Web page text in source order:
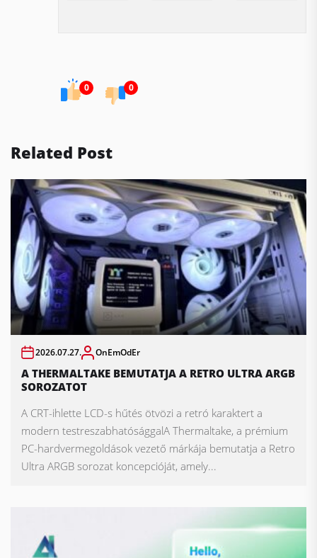
0 0
Related Post
2026.07.27. OnEmOdEr
A THERMALTAKE BEMUTATJA A RETRO ULTRA ARGB
SOROZATOT
A CRT-ihlette LCD-s hűtés ötvözi a retró karaktert a
modern testreszabhatósággalA Thermaltake, a prémium
PC-hardvermegoldások vezető márkája bemutatja a Retro
Ultra ARGB sorozat koncepcióját, amely...